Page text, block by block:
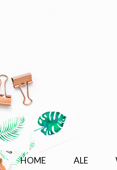
HOME ALE